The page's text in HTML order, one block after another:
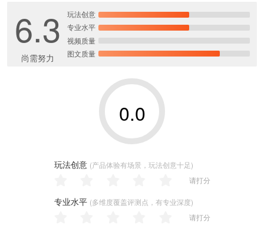
6.3
尚需努力
玩法创意
专业水平
视频质量
图文质量
0.0
玩法创意 (产品体验有场景，玩法创意十足)
请打分
专业水平 (多维度覆盖评测点，有专业深度)
请打分